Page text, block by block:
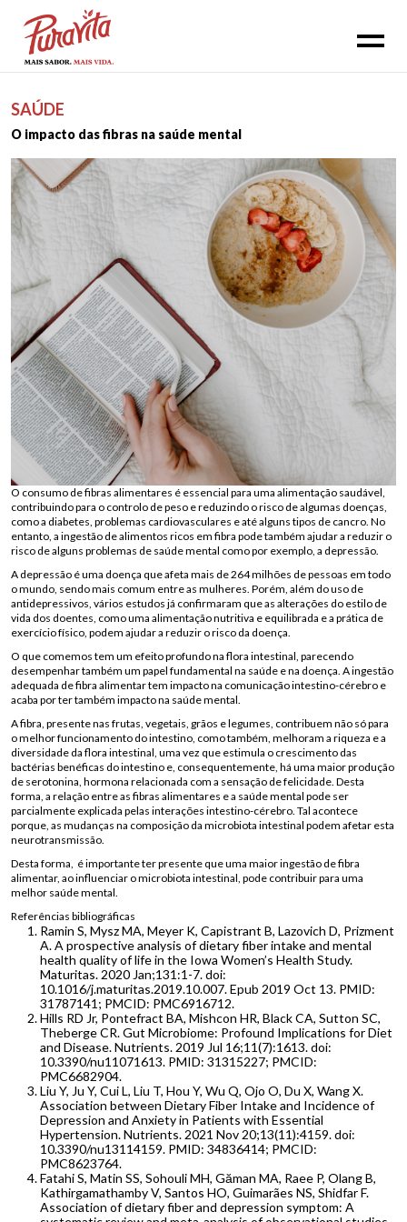
SAÚDE
O impacto das fibras na saúde mental
O consumo de fibras alimentares é essencial para uma alimentação saudável,
contribuindo para o controlo de peso e reduzindo o risco de algumas doenças,
como a diabetes, problemas cardiovasculares e até alguns tipos de cancro. No
entanto, a ingestão de alimentos ricos em fibra pode também ajudar a reduzir o
risco de alguns problemas de saúde mental como por exemplo, a depressão.
A depressão é uma doença que afeta mais de 264 milhões de pessoas em todo
o mundo, sendo mais comum entre as mulheres. Porém, além do uso de
antidepressivos, vários estudos já confirmaram que as alterações do estilo de
vida dos doentes, como uma alimentação nutritiva e equilibrada e a prática de
exercício físico, podem ajudar a reduzir o risco da doença.
O que comemos tem um efeito profundo na flora intestinal, parecendo
desempenhar também um papel fundamental na saúde e na doença. A ingestão
adequada de fibra alimentar tem impacto na comunicação intestino-cérebro e
acaba por ter também impacto na saúde mental.
A fibra, presente nas frutas, vegetais, grãos e legumes, contribuem não só para
o melhor funcionamento do intestino, como também, melhoram a riqueza e a
diversidade da flora intestinal, uma vez que estimula o crescimento das
bactérias benéficas do intestino e, consequentemente, há uma maior produção
de serotonina, hormona relacionada com a sensação de felicidade. Desta
forma, a relação entre as fibras alimentares e a saúde mental pode ser
parcialmente explicada pelas interações intestino-cérebro. Tal acontece
porque, as mudanças na composição da microbiota intestinal podem afetar esta
neurotransmissão.
Desta forma, é importante ter presente que uma maior ingestão de fibra
alimentar, ao influenciar o microbiota intestinal, pode contribuir para uma
melhor saúde mental.
Referências bibliográficas
Ramin S, Mysz MA, Meyer K, Capistrant B, Lazovich D, Prizment
A. A prospective analysis of dietary fiber intake and mental
health quality of life in the Iowa Women’s Health Study.
Maturitas. 2020 Jan;131:1-7. doi:
10.1016/j.maturitas.2019.10.007. Epub 2019 Oct 13. PMID:
31787141; PMCID: PMC6916712.
Hills RD Jr, Pontefract BA, Mishcon HR, Black CA, Sutton SC,
Theberge CR. Gut Microbiome: Profound Implications for Diet
and Disease. Nutrients. 2019 Jul 16;11(7):1613. doi:
10.3390/nu11071613. PMID: 31315227; PMCID:
PMC6682904.
Liu Y, Ju Y, Cui L, Liu T, Hou Y, Wu Q, Ojo O, Du X, Wang X.
Association between Dietary Fiber Intake and Incidence of
Depression and Anxiety in Patients with Essential
Hypertension. Nutrients. 2021 Nov 20;13(11):4159. doi:
10.3390/nu13114159. PMID: 34836414; PMCID:
PMC8623764.
Fatahi S, Matin SS, Sohouli MH, Găman MA, Raee P, Olang B,
Kathirgamathamby V, Santos HO, Guimarães NS, Shidfar F.
Association of dietary fiber and depression symptom: A